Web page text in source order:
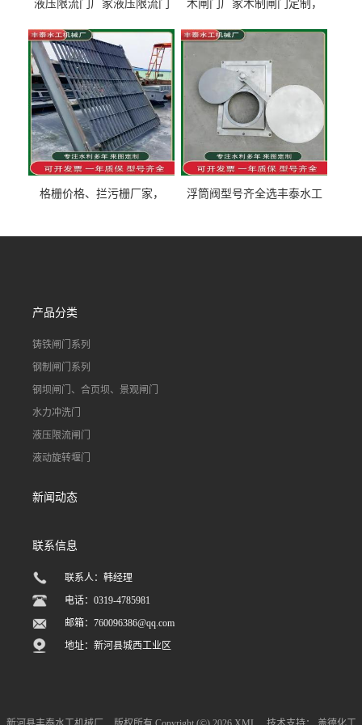
液压限流门厂家液压限流门
泰制造
木闸门厂家木制闸门定制，
型号齐全
格栅价格、拦污栅厂家，
浮筒阀型号齐全选丰泰水工
道水库电站污水处理钢制闸
产品分类
铸铁闸门系列
钢制闸门系列
钢坝闸门、合页坝、景观闸门
水力冲洗门
液压限流闸门
液动旋转堰门
新闻动态
联系信息
联系人：韩经理
电话：0319-4785981
邮箱：760096386@qq.com
地址：新河县城西工业区